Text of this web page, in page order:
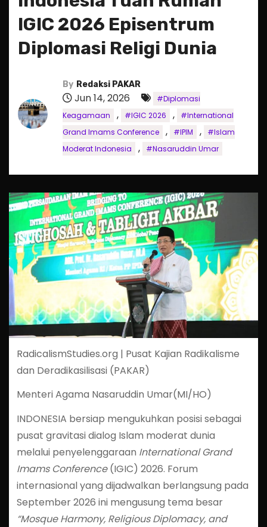
IGIC 2026 Episentrum
Diplomasi Religi Dunia
By Redaksi PAKAR
Jun 14, 2026
#Diplomasi
Keagamaan
, #IGIC 2026 ,
#International
Grand Imams Conference
, #IPIM ,
#Islam
Moderat Indonesia
, #Nasaruddin Umar
RadicalismStudies.org | Pusat Kajian Radikalisme
dan Deradikasilisasi (PAKAR)
Menteri Agama Nasaruddin Umar(MI/HO)
INDONESIA bersiap mengukuhkan posisi sebagai
pusat gravitasi dialog Islam moderat dunia
melalui penyelenggaraan International Grand
Imams Conference(IGIC) 2026. Forum
internasional yang dijadwalkan berlangsung pada
September 2026 ini mengusung tema besar
“Mosque Harmony, Religious Diplomacy, and